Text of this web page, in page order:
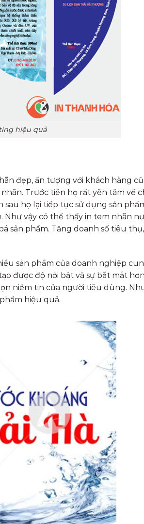
hiệu quả
đẹp, ấn tượng với khách hàng
Trước tiên họ rất yên tâm về
sau họ lại tiếp tục sử dụng sản
Như vậy có thể thấy in tem nhãn
sản phẩm. Tăng doanh số tiêu
sản phẩm của doanh nghiệp
được độ nổi bật và sự bắt mắt
niềm tin của người tiêu dùng.
hiệu quả.